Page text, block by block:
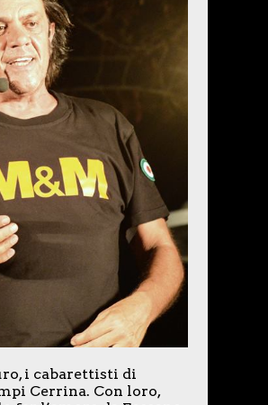
i cabarettisti di
Cerrina. Con loro,